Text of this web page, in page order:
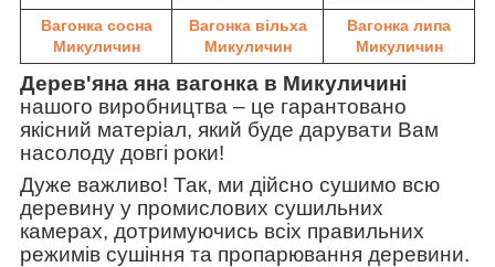
Вагонка сосна
Микуличин
Вагонка вільха
Микуличин
Вагонка липа
Микуличин
Дерев'яна яна вагонка в Микуличині
нашого виробництва – це гарантовано
якісний матеріал, який буде дарувати Вам
насолоду довгі роки!
Дуже важливо! Так, ми дійсно сушимо всю
деревину у промислових сушильних
камерах, дотримуючись всіх правильних
режимів сушіння та пропарювання деревини.